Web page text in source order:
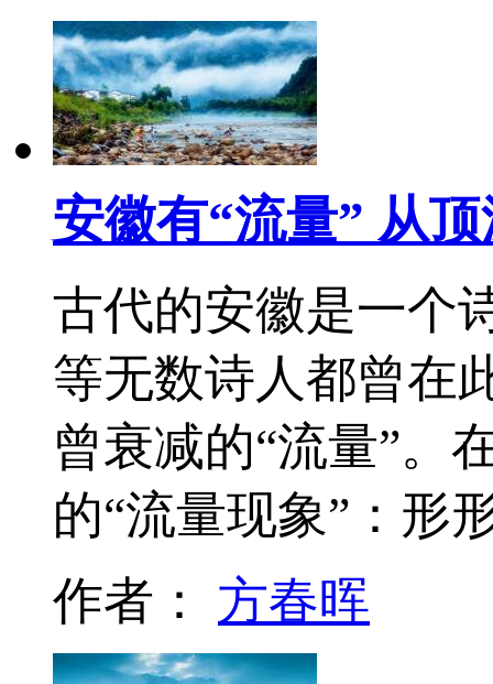
安徽有“流量” 从
古代的安徽是一个
等无数诗人都曾在
曾衰减的“流量”。
的“流量现象”：
作者： 方春晖